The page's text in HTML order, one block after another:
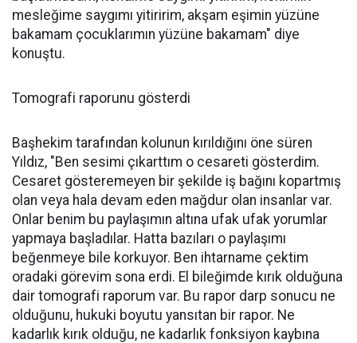
mesleğime saygımı yitiririm, akşam eşimin yüzüne
bakamam çocuklarımın yüzüne bakamam" diye
konuştu.
Tomografi raporunu gösterdi
Başhekim tarafından kolunun kırıldığını öne süren
Yıldız, "Ben sesimi çıkarttım o cesareti gösterdim.
Cesaret gösteremeyen bir şekilde iş bağını kopartmış
olan veya hala devam eden mağdur olan insanlar var.
Onlar benim bu paylaşımın altına ufak ufak yorumlar
yapmaya başladılar. Hatta bazıları o paylaşımı
beğenmeye bile korkuyor. Ben ihtarname çektim
oradaki görevim sona erdi. El bileğimde kırık olduğuna
dair tomografi raporum var. Bu rapor darp sonucu ne
olduğunu, hukuki boyutu yansıtan bir rapor. Ne
kadarlık kırık olduğu, ne kadarlık fonksiyon kaybına